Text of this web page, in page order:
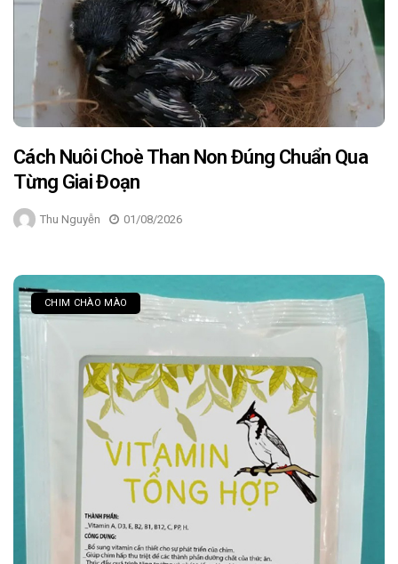
Cách Nuôi Choè Than Non Đúng Chuẩn Qua
Từng Giai Đoạn
Thu Nguyễn 01/08/2026
CHIM CHÀO MÀO